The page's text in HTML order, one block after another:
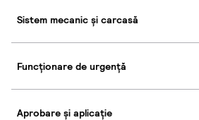
Sistem mecanic și carcasă
Funcționare de urgență
Aprobare și aplicație